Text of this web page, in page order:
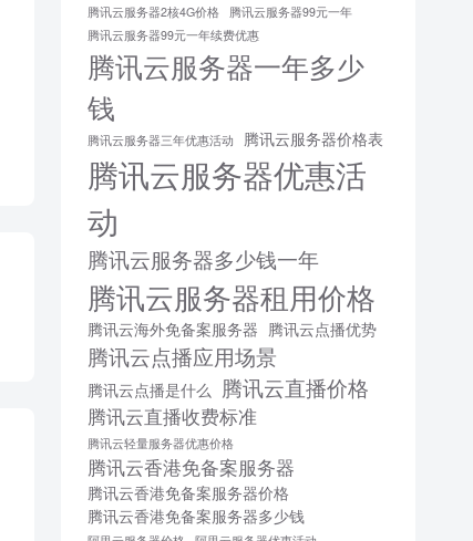
腾讯云服务器2核4G价格
腾讯云服务器99元一年
腾讯云服务器99元一年续费优惠
腾讯云服务器一年多少
钱
腾讯云服务器三年优惠活动 腾讯云服务器价格表
腾讯云服务器优惠活
动
腾讯云服务器多少钱一年
腾讯云服务器租用价格
腾讯云海外免备案服务器 腾讯云点播优势
腾讯云点播应用场景
腾讯云点播是什么 腾讯云直播价格
腾讯云直播收费标准
腾讯云轻量服务器优惠价格
腾讯云香港免备案服务器
腾讯云香港免备案服务器价格
腾讯云香港免备案服务器多少钱